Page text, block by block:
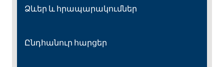
Ձևեր և հրապարակումներ
Ընդհանուր հարցեր